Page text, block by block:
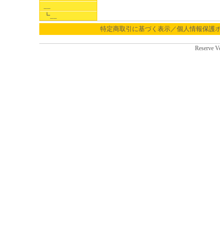
┗__
特定商取引に基づく表示／個人情報保護
Reserve